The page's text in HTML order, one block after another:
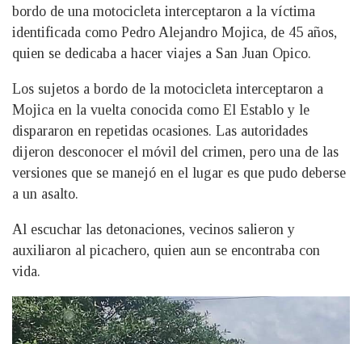
bordo de una motocicleta interceptaron a la víctima
identificada como Pedro Alejandro Mojica, de 45 años,
quien se dedicaba a hacer viajes a San Juan Opico.
Los sujetos a bordo de la motocicleta interceptaron a
Mojica en la vuelta conocida como El Establo y le
dispararon en repetidas ocasiones. Las autoridades
dijeron desconocer el móvil del crimen, pero una de las
versiones que se manejó en el lugar es que pudo deberse
a un asalto.
Al escuchar las detonaciones, vecinos salieron y
auxiliaron al picachero, quien aun se encontraba con
vida.